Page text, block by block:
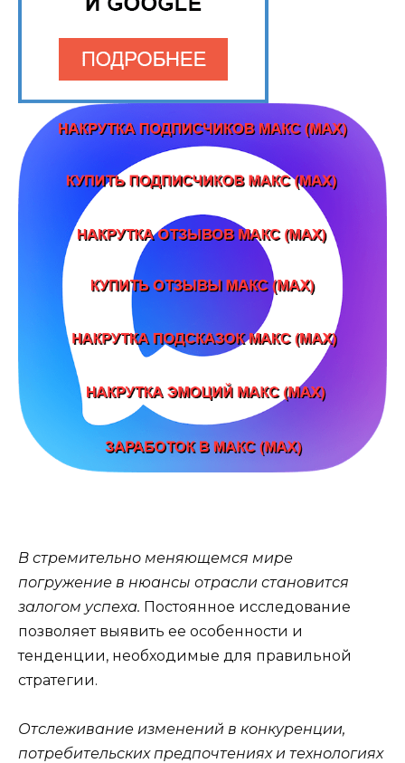
В стремительно меняющемся мире
погружение в нюансы отрасли становится
залогом успеха. Постоянное исследование
позволяет выявить ее особенности и
тенденции, необходимые для правильной
стратегии.
Отслеживание изменений в конкуренции,
потребительских предпочтениях и технологиях